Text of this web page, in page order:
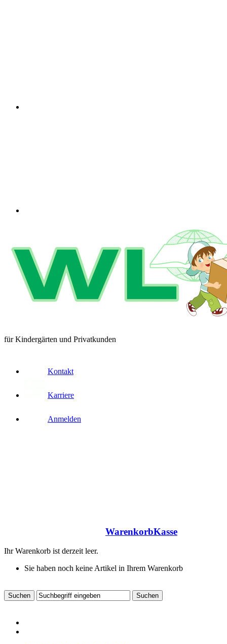
für Kindergärten und Privatkunden
Kontakt
Karriere
Anmelden
WarenkorbKasse
Ihr Warenkorb ist derzeit leer.
Sie haben noch keine Artikel in Ihrem Warenkorb